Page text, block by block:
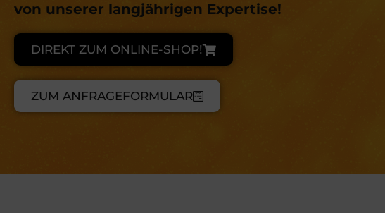
von unserer langjährigen Expertise!
DIREKT ZUM ONLINE-SHOP!
ZUM ANFRAGEFORMULAR